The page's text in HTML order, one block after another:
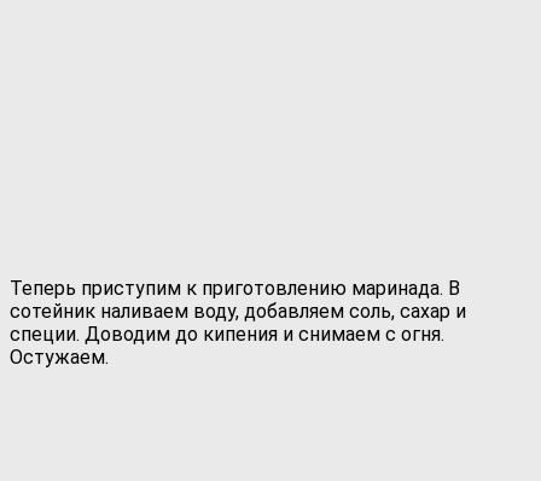
Теперь приступим к приготовлению маринада. В
сотейник наливаем воду, добавляем соль, сахар и
специи. Доводим до кипения и снимаем с огня.
Остужаем.